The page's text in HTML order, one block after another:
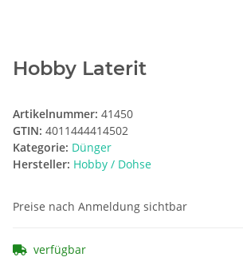
Hobby Laterit
Artikelnummer: 41450
GTIN: 4011444414502
Kategorie: Dünger
Hersteller: Hobby / Dohse
Preise nach Anmeldung sichtbar
verfügbar